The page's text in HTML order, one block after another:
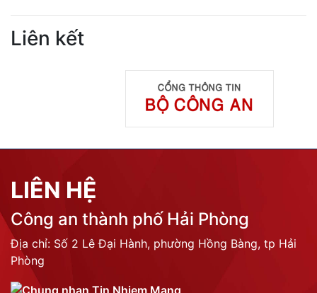
Liên kết
LIÊN HỆ
Công an thành phố Hải Phòng
Địa chỉ: Số 2 Lê Đại Hành, phường Hồng Bàng, tp Hải
Phòng